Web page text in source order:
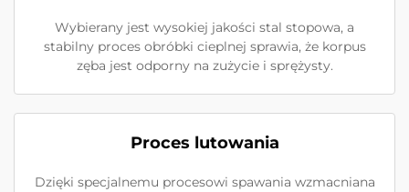
Wybierany jest wysokiej jakości stal stopowa, a
stabilny proces obróbki cieplnej sprawia, że korpus
zęba jest odporny na zużycie i sprężysty.
Proces lutowania
Dzięki specjalnemu procesowi spawania wzmacniana